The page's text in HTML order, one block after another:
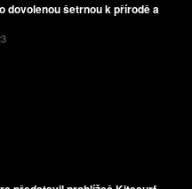
dovolenou šetrnou k přírodě a